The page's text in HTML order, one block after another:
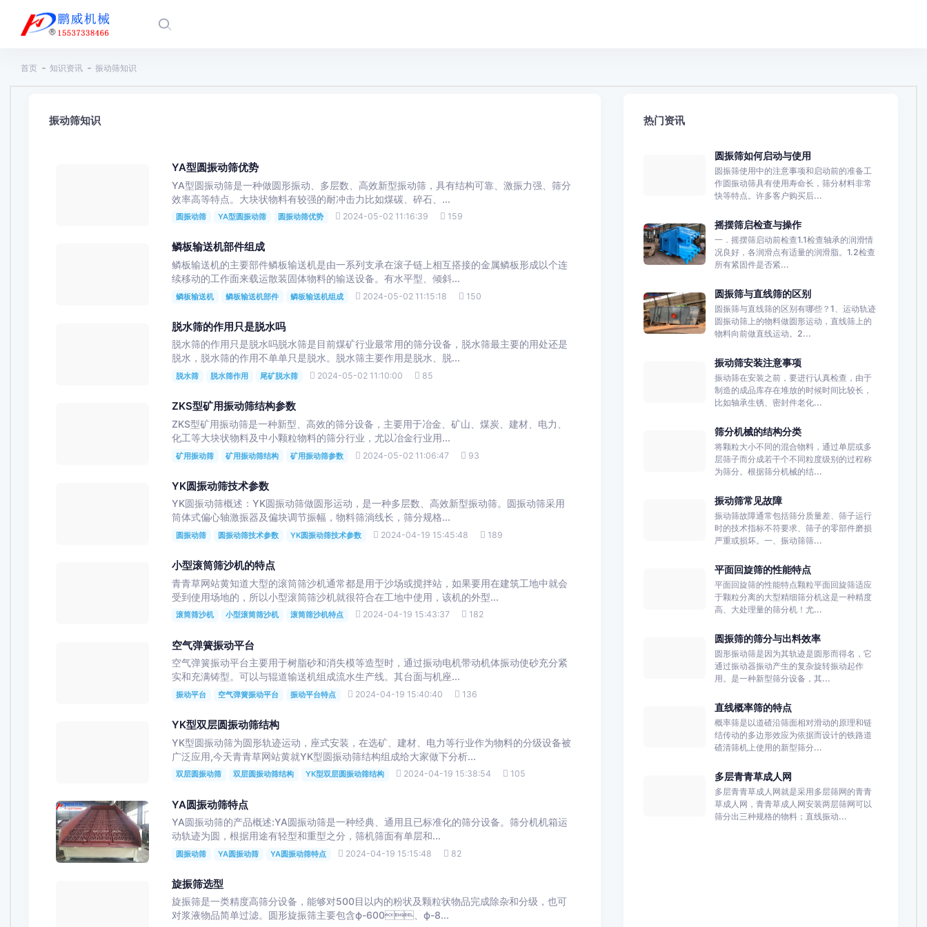
首页 知识资讯 振动筛知识
振动筛知识
YA型圆振动筛优势
YA型圆振动筛是一种做圆形振动、多层数、高效新型振动筛，具有结构可靠、激振力强、筛分
效率高等特点。大块状物料有较强的耐冲击力比如煤碳、碎石、...
圆振动筛 YA型圆振动筛 圆振动筛优势 2024-05-02 11:16:39 159
鳞板输送机部件组成
鳞板输送机的主要部件鳞板输送机是由一系列支承在滚子链上相互搭接的金属鳞板形成以个连
续移动的工作面来载运散装固体物料的输送设备。有水平型、倾斜...
鳞板输送机 鳞板输送机部件 鳞板输送机组成 2024-05-02 11:15:18 150
脱水筛的作用只是脱水吗
脱水筛的作用只是脱水吗脱水筛是目前煤矿行业最常用的筛分设备，脱水筛最主要的用处还是
脱水，脱水筛的作用不单单只是脱水。脱水筛主要作用是脱水、脱...
脱水筛 脱水筛作用 尾矿脱水筛 2024-05-02 11:10:00 85
ZKS型矿用振动筛结构参数
ZKS型矿用振动筛是一种新型、高效的筛分设备，主要用于冶金、矿山、煤炭、建材、电力、
化工等大块状物料及中小颗粒物料的筛分行业，尤以冶金行业用...
矿用振动筛 矿用振动筛结构 矿用振动筛参数 2024-05-02 11:06:47 93
YK圆振动筛技术参数
YK圆振动筛概述：YK圆振动筛做圆形运动，是一种多层数、高效新型振动筛。圆振动筛采用
筒体式偏心轴激振器及偏块调节振幅，物料筛淌线长，筛分规格...
圆振动筛 圆振动筛技术参数 YK圆振动筛技术参数 2024-04-19 15:45:48 189
小型滚筒筛沙机的特点
青青草网站黄知道大型的滚筒筛沙机通常都是用于沙场或搅拌站，如果要用在建筑工地中就会
受到使用场地的，所以小型滚筒筛沙机就很符合在工地中使用，该机的外型...
滚筒筛沙机 小型滚筒筛沙机 滚筒筛沙机特点 2024-04-19 15:43:37 182
空气弹簧振动平台
空气弹簧振动平台主要用于树脂砂和消失模等造型时，通过振动电机带动机体振动使砂充分紧
实和充满铸型。可以与辊道输送机组成流水生产线。其台面与机座...
振动平台 空气弹簧振动平台 振动平台特点 2024-04-19 15:40:40 136
YK型双层圆振动筛结构
YK型圆振动筛为圆形轨迹运动，座式安装，在选矿、建材、电力等行业作为物料的分级设备被
广泛应用,今天青青草网站黄就YK型圆振动筛结构组成给大家做下分析...
双层圆振动筛 双层圆振动筛结构 YK型双层圆振动筛结构 2024-04-19 15:38:54 105
YA圆振动筛特点
YA圆振动筛的产品概述:YA圆振动筛是一种经典、通用且已标准化的筛分设备。筛分机机箱运
动轨迹为圆，根据用途有轻型和重型之分，筛机筛面有单层和...
圆振动筛 YA圆振动筛 YA圆振动筛特点 2024-04-19 15:15:48 82
旋振筛选型
旋振筛是一类精度高筛分设备，能够对500目以内的粉状及颗粒状物品完成除杂和分级，也可
对浆液物品简单过滤。圆形旋振筛主要包含ф-600、ф-8...
热门资讯
圆振筛如何启动与使用
圆振筛使用中的注意事项和启动前的准备工
作圆振动筛具有使用寿命长，筛分材料非常
快等特点。许多客户购买后...
摇摆筛启检查与操作
一．摇摆筛启动前检查1.1检查轴承的润滑情
况良好，各润滑点有适量的润滑脂。1.2检查
所有紧固件是否紧...
圆振筛与直线筛的区别
圆振筛与直线筛的区别有哪些？1、运动轨迹
圆振动筛上的物料做圆形运动，直线筛上的
物料向前做直线运动。2...
振动筛安装注意事项
振动筛在安装之前，要进行认真检查，由于
制造的成品库存在堆放的时候时间比较长，
比如轴承生锈、密封件老化...
筛分机械的结构分类
将颗粒大小不同的混合物料，通过单层或多
层筛子而分成若干个不同粒度级别的过程称
为筛分。根据筛分机械的结...
振动筛常见故障
振动筛故障通常包括筛分质量差、筛子运行
时的技术指标不符要求、筛子的零部件磨损
严重或损坏。一、振动筛筛...
平面回旋筛的性能特点
平面回旋筛的性能特点颗粒平面回旋筛适应
于颗粒分离的大型精细筛分机这是一种精度
高、大处理量的筛分机！尤...
圆振筛的筛分与出料效率
圆形振动筛是因为其轨迹是圆形而得名，它
通过振动器振动产生的复杂旋转振动起作
用。是一种新型筛分设备，其...
直线概率筛的特点
概率筛是以道碴沿筛面相对滑动的原理和链
结传动的多边形效应为依据而设计的铁路道
碴清筛机上使用的新型筛分...
多层青青草成人网
多层青青草成人网就是采用多层筛网的青青
草成人网，青青草成人网安装两层筛网可以
筛分出三种规格的物料；直线振动...